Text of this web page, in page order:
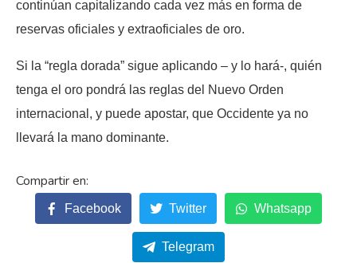
continúan capitalizando cada vez más en forma de
reservas oficiales y extraoficiales de oro.
Si la “regla dorada” sigue aplicando – y lo hará-, quién
tenga el oro pondrá las reglas del Nuevo Orden
internacional, y puede apostar, que Occidente ya no
llevará la mano dominante.
Facebook Twitter Whatsapp
Telegram